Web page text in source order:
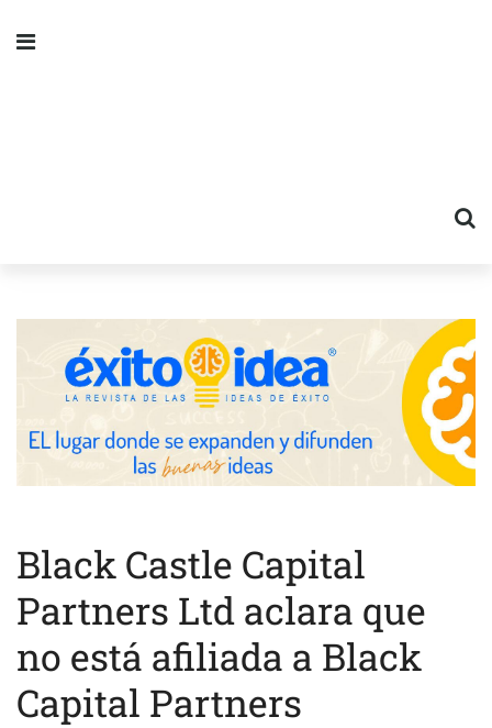
Black Castle Capital
Partners Ltd aclara que
no está afiliada a Black
Capital Partners